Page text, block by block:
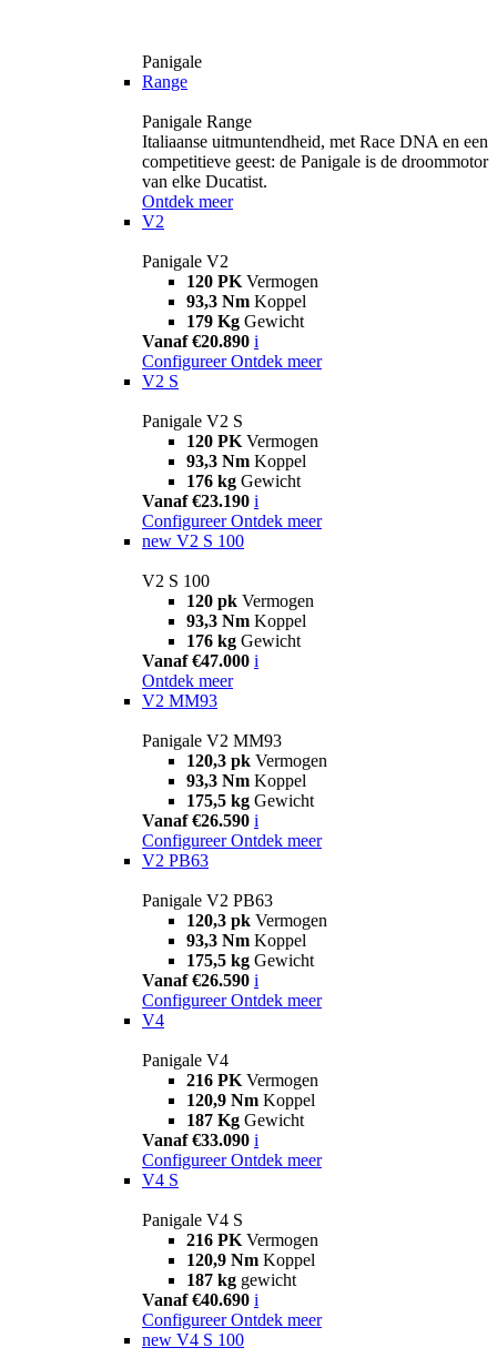
Panigale
Range
Panigale Range
Italiaanse uitmuntendheid, met Race DNA en een
competitieve geest: de Panigale is de droommotor
van elke Ducatist.
Ontdek meer
V2
Panigale V2
120 PK Vermogen
93,3 Nm Koppel
179 Kg Gewicht
Vanaf €20.890 i
Configureer Ontdek meer
V2 S
Panigale V2 S
120 PK Vermogen
93,3 Nm Koppel
176 kg Gewicht
Vanaf €23.190 i
Configureer Ontdek meer
new V2 S 100
V2 S 100
120 pk Vermogen
93,3 Nm Koppel
176 kg Gewicht
Vanaf €47.000 i
Ontdek meer
V2 MM93
Panigale V2 MM93
120,3 pk Vermogen
93,3 Nm Koppel
175,5 kg Gewicht
Vanaf €26.590 i
Configureer Ontdek meer
V2 PB63
Panigale V2 PB63
120,3 pk Vermogen
93,3 Nm Koppel
175,5 kg Gewicht
Vanaf €26.590 i
Configureer Ontdek meer
V4
Panigale V4
216 PK Vermogen
120,9 Nm Koppel
187 Kg Gewicht
Vanaf €33.090 i
Configureer Ontdek meer
V4 S
Panigale V4 S
216 PK Vermogen
120,9 Nm Koppel
187 kg gewicht
Vanaf €40.690 i
Configureer Ontdek meer
new V4 S 100